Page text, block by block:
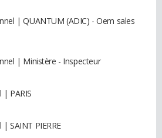
| QUANTUM (ADIC) - Oem sales
| Ministère - Inspecteur
| PARIS
SAINT PIERRE